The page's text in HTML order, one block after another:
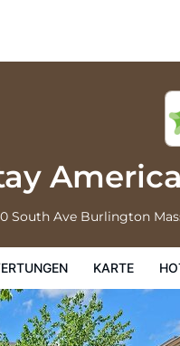
South Ave Burlington
KARTE